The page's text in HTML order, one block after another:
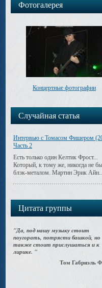
Фотогалерея
Концертные фотографии
Случайная статья
Интервью с Томасом Фишером
Часть 2
Есть только один Келтик Фрост...
Который, к тому же, никогда не
блэк-металом. Мартин Эрик
Цитата группы
"Да, под нашу музыку стоит
поугорать, потрясти башкой, но
также стоит прислушаться и к
лирике. "
Том Габриэль